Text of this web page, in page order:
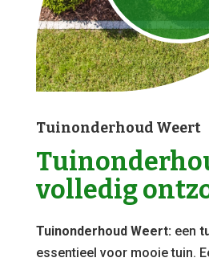
Tuinonderhoud Weert
volledig
Tuinonderhoud Weert: een
essentieel voor mooie tuin.